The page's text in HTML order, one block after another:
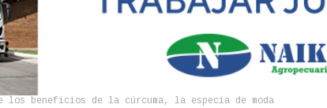
los beneficios de la cúrcuma, la especia de moda